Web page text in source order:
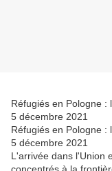
Réfugiés en Pologne :
5 décembre 2021
Réfugiés en Pologne :
5 décembre 2021
L'arrivée dans l'Union